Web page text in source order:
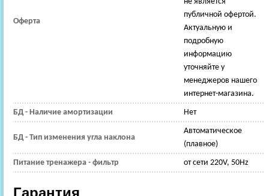
Оферта
публичной офертой.
Актуальную и
подробную
информацию
уточняйте у
менеджеров нашего
интернет-магазина.
БД - Наличие амортизации Нет
БД - Тип изменения угла наклона
Автоматическое
(плавное)
Питание тренажера - фильтр от сети 220V, 50Hz
Гарантия